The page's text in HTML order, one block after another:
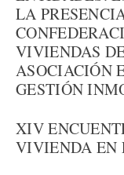
LA
VIVIENDAS
ASOCIACIÓN
GESTIÓN
XIV
VIVIENDA EN